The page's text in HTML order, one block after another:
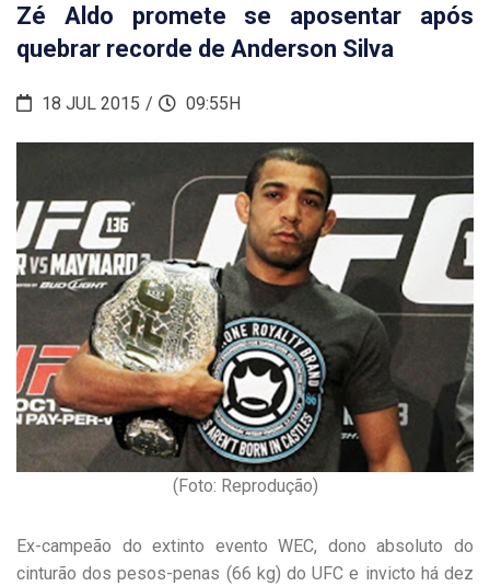
Zé Aldo promete se aposentar após
quebrar recorde de Anderson Silva
18 JUL 2015 09:55H
(Foto: Reprodução)
Ex-campeão do extinto evento WEC, dono absoluto do
cinturão dos pesos-penas (66 kg) do UFC e invicto há dez